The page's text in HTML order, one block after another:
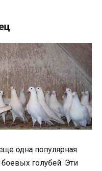
одна популярная
голубей. Эти